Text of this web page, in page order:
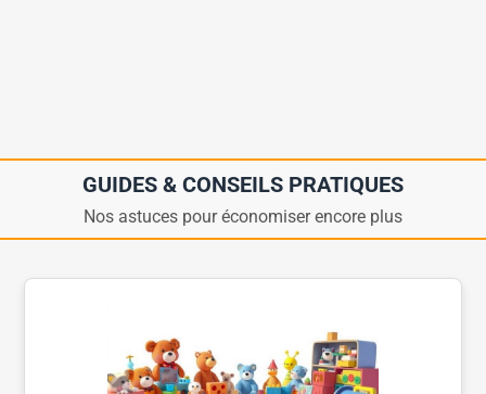
GUIDES & CONSEILS PRATIQUES
Nos astuces pour économiser encore plus